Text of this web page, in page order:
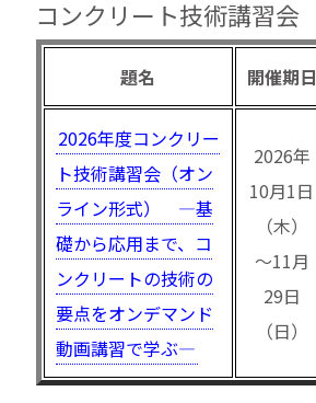
コンクリート技術講習会
題名 開催期日
2026年度コンクリー
ト技術講習会（オン
ライン形式） —基
礎から応用まで、コ
ンクリートの技術の
要点をオンデマンド
動画講習で学ぶ—
2026年
10月1日
（木）
〜11月
29日
（日）